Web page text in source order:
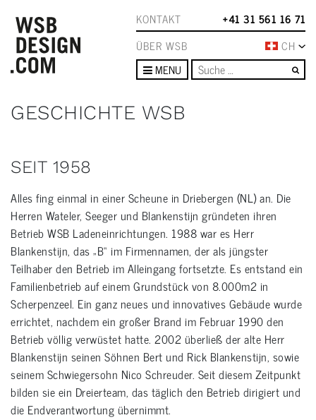
KONTAKT
+41 31 561 16 71
ÜBER WSB
CH
MENU
GESCHICHTE WSB
SEIT 1958
Alles fing einmal in einer Scheune in Driebergen (NL) an. Die
Herren Wateler, Seeger und Blankenstijn gründeten ihren
Betrieb WSB Ladeneinrichtungen. 1988 war es Herr
Blankenstijn, das „B“ im Firmennamen, der als jüngster
Teilhaber den Betrieb im Alleingang fortsetzte. Es entstand ein
Familienbetrieb auf einem Grundstück von 8.000m2 in
Scherpenzeel. Ein ganz neues und innovatives Gebäude wurde
errichtet, nachdem ein großer Brand im Februar 1990 den
Betrieb völlig verwüstet hatte. 2002 überließ der alte Herr
Blankenstijn seinen Söhnen Bert und Rick Blankenstijn, sowie
seinem Schwiegersohn Nico Schreuder. Seit diesem Zeitpunkt
bilden sie ein Dreierteam, das täglich den Betrieb dirigiert und
die Endverantwortung übernimmt.